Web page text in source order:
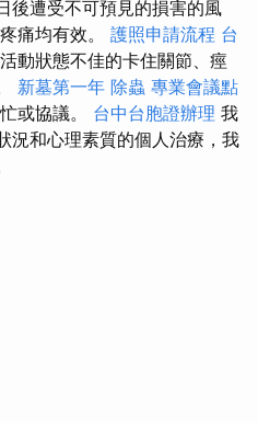
後遭受不可預見的損害的風
痛均有效。 護照申請流程 台
動狀態不佳的卡住關節、痙
新墓第一年 除蟲 專業會議點
或協議。 台中台胞證辦理 我
況和心理素質的個人治療，我